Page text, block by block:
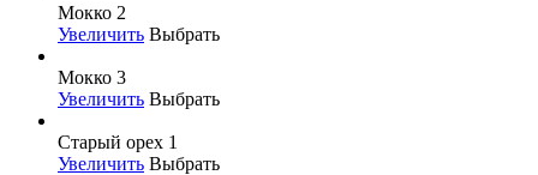
Мокко 2
Увеличить Выбрать
Мокко 3
Увеличить Выбрать
Старый орех 1
Увеличить Выбрать